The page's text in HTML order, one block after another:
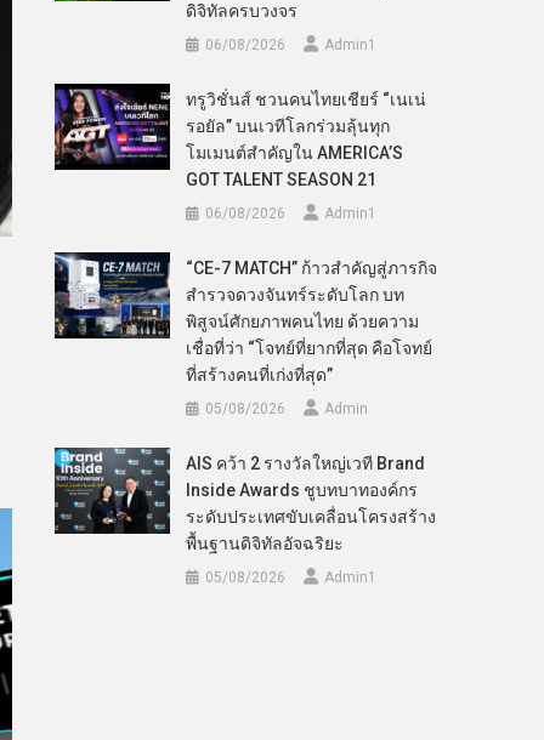
ดิจิทัลครบวงจร
06/08/2026 Admin​1
ทรูวิชั่นส์ ชวนคนไทยเชียร์ “เนเน่
รอยัล” บนเวทีโลกร่วมลุ้นทุก
โมเมนต์สำคัญใน AMERICA’S
GOT TALENT SEASON 21
06/08/2026 Admin​1
“CE-7 MATCH” ก้าวสำคัญสู่ภารกิจ
สำรวจดวงจันทร์ระดับโลก บท
พิสูจน์ศักยภาพคนไทย ด้วยความ
เชื่อที่ว่า “โจทย์ที่ยากที่สุด คือโจทย์
ที่สร้างคนที่เก่งที่สุด”
05/08/2026 Admin
AIS คว้า 2 รางวัลใหญ่เวที Brand
Inside Awards ชูบทบาทองค์กร
ระดับประเทศขับเคลื่อนโครงสร้าง
พื้นฐานดิจิทัลอัจฉริยะ
05/08/2026 Admin​1